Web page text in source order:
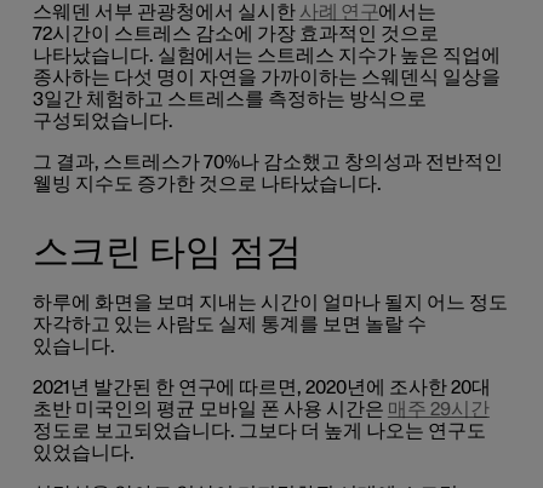
스웨덴 서부 관광청에서 실시한 사례 연구에서는
72시간이 스트레스 감소에 가장 효과적인 것으로
나타났습니다. 실험에서는 스트레스 지수가 높은 직업에
종사하는 다섯 명이 자연을 가까이하는 스웨덴식 일상을
3일간 체험하고 스트레스를 측정하는 방식으로
구성되었습니다.
그 결과, 스트레스가 70%나 감소했고 창의성과 전반적인
웰빙 지수도 증가한 것으로 나타났습니다.
스크린 타임 점검
하루에 화면을 보며 지내는 시간이 얼마나 될지 어느 정도
자각하고 있는 사람도 실제 통계를 보면 놀랄 수
있습니다.
2021년 발간된 한 연구에 따르면, 2020년에 조사한 20대
초반 미국인의 평균 모바일 폰 사용 시간은 매주 29시간
정도로 보고되었습니다. 그보다 더 높게 나오는 연구도
있었습니다.